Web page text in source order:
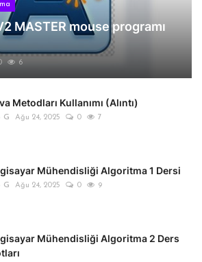
MASTER mouse programı
6
Metodları Kullanımı (Alıntı)
G Ağu 24, 2025 0 7
Mühendisliği Algoritma 1 Dersi
G Ağu 24, 2025 0 9
Mühendisliği Algoritma 2 Ders